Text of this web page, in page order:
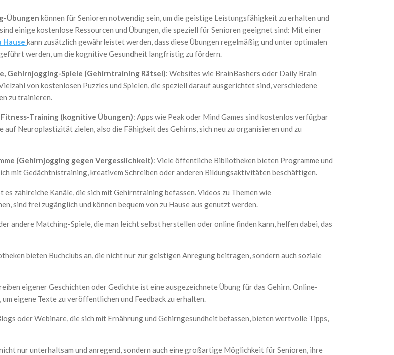
Übungenkönnen für Senioren notwendig sein, um die geistige Leistungsfähigkeit zu erhalten und
einige kostenlose Ressourcen und Übungen, die speziell für Senioren geeignet sind: Mit einer
Hausekann zusätzlich gewährleistet werden, dass diese Übungen regelmäßig und unter optimalen
werden, um die kognitive Gesundheit langfristig zu fördern.
Gehirnjogging-Spiele (Gehirntraining Rätsel): Websites wie BrainBashers oder Daily Brain
von kostenlosen Puzzles und Spielen, die speziell darauf ausgerichtet sind, verschiedene
zu trainieren.
Training (kognitive Übungen): Apps wie Peak oder Mind Games sind kostenlos verfügbar
auf Neuroplastizität zielen, also die Fähigkeit des Gehirns, sich neu zu organisieren und zu
(Gehirnjogging gegen Vergesslichkeit): Viele öffentliche Bibliotheken bieten Programme und
mit Gedächtnistraining, kreativem Schreiben oder anderen Bildungsaktivitäten beschäftigen.
es zahlreiche Kanäle, die sich mit Gehirntraining befassen. Videos zu Themen wie
sind frei zugänglich und können bequem von zu Hause aus genutzt werden.
andere Matching-Spiele, die man leicht selbst herstellen oder online finden kann, helfen dabei, das
bieten Buchclubs an, die nicht nur zur geistigen Anregung beitragen, sondern auch soziale
eigener Geschichten oder Gedichte ist eine ausgezeichnete Übung für das Gehirn. Online-
eigene Texte zu veröffentlichen und Feedback zu erhalten.
oder Webinare, die sich mit Ernährung und Gehirngesundheit befassen, bieten wertvolle Tipps,
nur unterhaltsam und anregend, sondern auch eine großartige Möglichkeit für Senioren, ihre